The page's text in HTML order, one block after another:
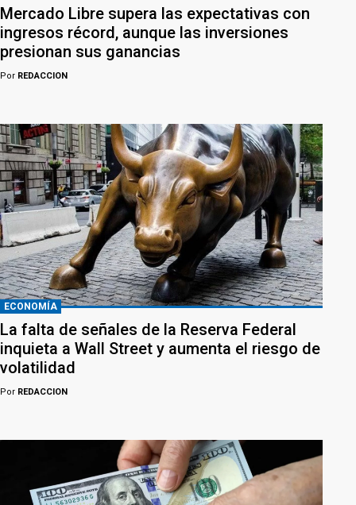
Mercado Libre supera las expectativas con
ingresos récord, aunque las inversiones
presionan sus ganancias
Por REDACCION
ECONOMÍA
La falta de señales de la Reserva Federal
inquieta a Wall Street y aumenta el riesgo de
volatilidad
Por REDACCION